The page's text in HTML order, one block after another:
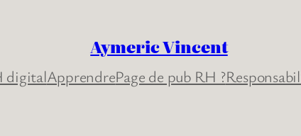
Aymeric Vincent
digitalApprendrePage de pub RH ?